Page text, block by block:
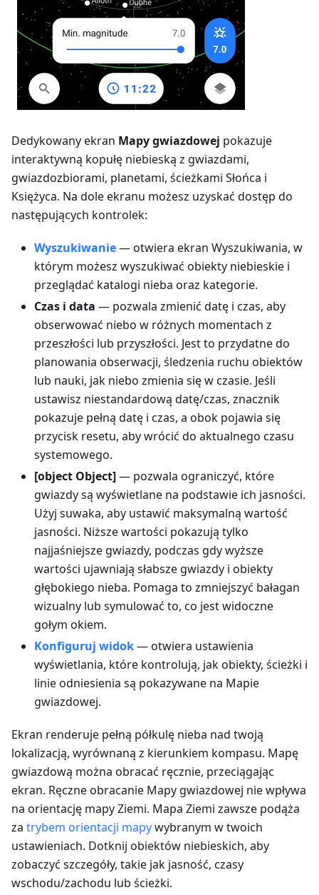
Dedykowany ekran Mapy gwiazdowej pokazuje
interaktywną kopułę niebieską z gwiazdami,
gwiazdozbiorami, planetami, ścieżkami Słońca i
Księżyca. Na dole ekranu możesz uzyskać dostęp do
następujących kontrolek:
Wyszukiwanie— otwiera ekran Wyszukiwania, w
którym możesz wyszukiwać obiekty niebieskie i
przeglądać katalogi nieba oraz kategorie.
Czas i data — pozwala zmienić datę i czas, aby
obserwować niebo w różnych momentach z
przeszłości lub przyszłości. Jest to przydatne do
planowania obserwacji, śledzenia ruchu obiektów
lub nauki, jak niebo zmienia się w czasie. Jeśli
ustawisz niestandardową datę/czas, znacznik
pokazuje pełną datę i czas, a obok pojawia się
przycisk resetu, aby wrócić do aktualnego czasu
systemowego.
[object Object]— pozwala ograniczyć, które
gwiazdy są wyświetlane na podstawie ich jasności.
Użyj suwaka, aby ustawić maksymalną wartość
jasności. Niższe wartości pokazują tylko
najjaśniejsze gwiazdy, podczas gdy wyższe
wartości ujawniają słabsze gwiazdy i obiekty
głębokiego nieba. Pomaga to zmniejszyć bałagan
wizualny lub symulować to, co jest widoczne
gołym okiem.
Konfiguruj widok— otwiera ustawienia
wyświetlania, które kontrolują, jak obiekty, ścieżki i
linie odniesienia są pokazywane na Mapie
gwiazdowej.
Ekran renderuje pełną półkulę nieba nad twoją
lokalizacją, wyrównaną z kierunkiem kompasu. Mapę
gwiazdową można obracać ręcznie, przeciągając
ekran. Ręczne obracanie Mapy gwiazdowej nie wpływa
na orientację mapy Ziemi. Mapa Ziemi zawsze podąża
za trybem orientacji mapywybranym w twoich
ustawieniach. Dotknij obiektów niebieskich, aby
zobaczyć szczegóły, takie jak jasność, czasy
wschodu/zachodu lub ścieżki.